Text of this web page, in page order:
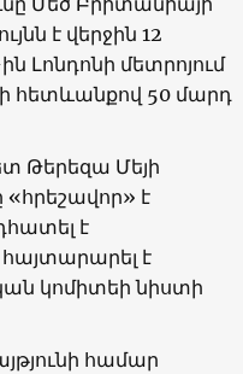
է վերջին 12
Լոնդոնի մետրոյում
հետևանքով 50 մարդ
Թերեզա Մեյի
«հրեշավոր» է
է
է
կոմիտեի նիստի
համար